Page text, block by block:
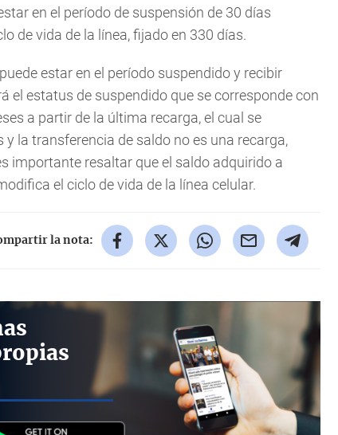
en el período de suspensión de 30 días
de vida de la línea, fijado en 330 días.
estar en el período suspendido y recibir
el estatus de suspendido que se corresponde con
a partir de la última recarga, el cual se
la transferencia de saldo no es una recarga,
importante resaltar que el saldo adquirido a
el ciclo de vida de la línea celular.
la nota: